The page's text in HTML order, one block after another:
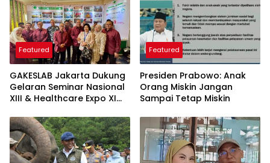
Featured
GAKESLAB Jakarta Dukung
Gelaran Seminar Nasional
XIII & Healthcare Expo XI
Featured
Presiden Prabowo: Anak
Orang Miskin Jangan
Sampai Tetap Miskin